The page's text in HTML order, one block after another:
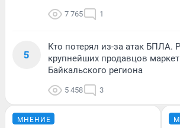
7 765 1
5
Кто потерял из-за атак БПЛА.
крупнейших продавцов
Байкальского региона
5 458 3
МНЕНИЕ